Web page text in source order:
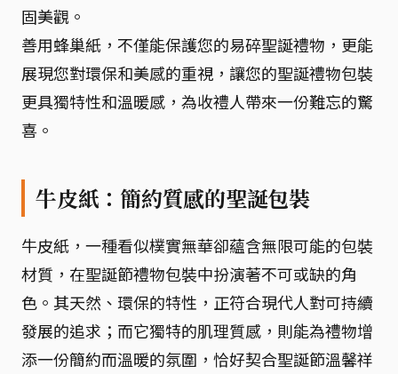
固美觀。
善用蜂巢紙，不僅能保護您的易碎聖誕禮物，更能
展現您對環保和美感的重視，讓您的聖誕禮物包裝
更具獨特性和溫暖感，為收禮人帶來一份難忘的驚
喜。
牛皮紙：簡約質感的聖誕包裝
牛皮紙，一種看似樸實無華卻蘊含無限可能的包裝
材質，在聖誕節禮物包裝中扮演著不可或缺的角
色。其天然、環保的特性，正符合現代人對可持續
發展的追求；而它獨特的肌理質感，則能為禮物增
添一份簡約而溫暖的氛圍，恰好契合聖誕節溫馨祥